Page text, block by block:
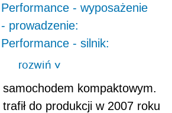
- wyposażenie
prowadzenie:
- silnik:
rozwiń>
kompaktowym.
do produkcji w 2007 roku